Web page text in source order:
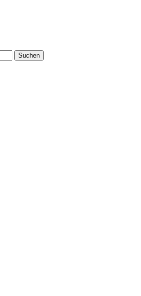
Suchen